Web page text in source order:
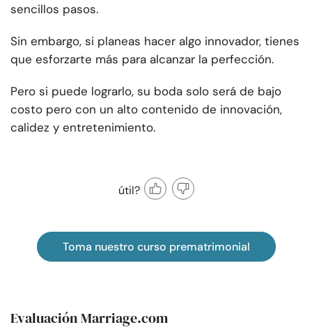
sencillos pasos.
Sin embargo, si planeas hacer algo innovador, tienes
que esforzarte más para alcanzar la perfección.
Pero si puede lograrlo, su boda solo será de bajo
costo pero con un alto contenido de innovación,
calidez y entretenimiento.
útil?
Toma nuestro curso prematrimonial
Evaluación Marriage.com